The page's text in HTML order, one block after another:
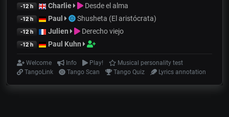
-12 h Charlie Desde el alma
-12 h Paul Shusheta (El aristócrata)
-12 h Julien Derecho viejo
-12 h Paul Kuhn
Welcome Info Play!
Musical personality test
TangoLink
Tango Scan Tango Quiz Lyrics annotation